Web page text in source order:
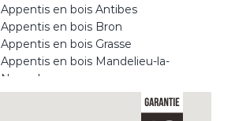
Appentis en bois Antibes
Appentis en bois Bron
Appentis en bois Grasse
Appentis en bois Mandelieu-la-
Napoule
Appentis en bois Romans-sur-Isère